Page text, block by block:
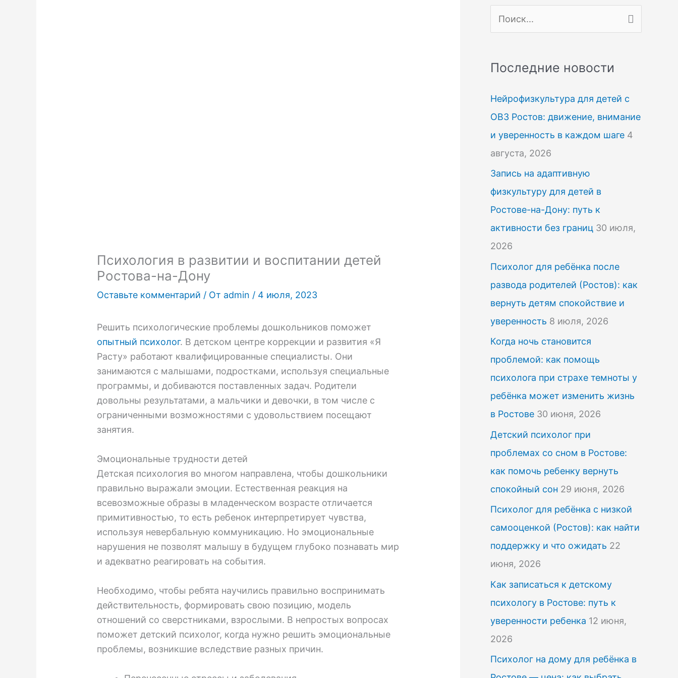
Психология в развитии и воспитании детей
Ростова-на-Дону
Оставьте комментарий / От admin / 4 июля, 2023
Решить психологические проблемы дошкольников поможет
опытный психолог. В детском центре коррекции и развития «Я
Расту» работают квалифицированные специалисты. Они
занимаются с малышами, подростками, используя специальные
программы, и добиваются поставленных задач. Родители
довольны результатами, а мальчики и девочки, в том числе с
ограниченными возможностями с удовольствием посещают
занятия.
Эмоциональные трудности детей
Детская психология во многом направлена, чтобы дошкольники
правильно выражали эмоции. Естественная реакция на
всевозможные образы в младенческом возрасте отличается
примитивностью, то есть ребенок интерпретирует чувства,
используя невербальную коммуникацию. Но эмоциональные
нарушения не позволят малышу в будущем глубоко познавать мир
и адекватно реагировать на события.
Необходимо, чтобы ребята научились правильно воспринимать
действительность, формировать свою позицию, модель
отношений со сверстниками, взрослыми. В непростых вопросах
поможет детский психолог, когда нужно решить эмоциональные
проблемы, возникшие вследствие разных причин.
к
:
Последние новости
Нейрофизкультура для детей с
ОВЗ Ростов: движение, внимание
и уверенность в каждом шаге 4
августа, 2026
Запись на адаптивную
физкультуру для детей в
Ростове-на-Дону: путь к
активности без границ 30 июля,
2026
Психолог для ребёнка после
развода родителей (Ростов): как
вернуть детям спокойствие и
уверенность 8 июля, 2026
Когда ночь становится
проблемой: как помощь
психолога при страхе темноты у
ребёнка может изменить жизнь
в Ростове 30 июня, 2026
Детский психолог при
проблемах со сном в Ростове:
как помочь ребенку вернуть
спокойный сон 29 июня, 2026
Психолог для ребёнка с низкой
самооценкой (Ростов): как найти
поддержку и что ожидать 22
июня, 2026
Как записаться к детскому
психологу в Ростове: путь к
уверенности ребенка 12 июня,
2026
Психолог на дому для ребёнка в